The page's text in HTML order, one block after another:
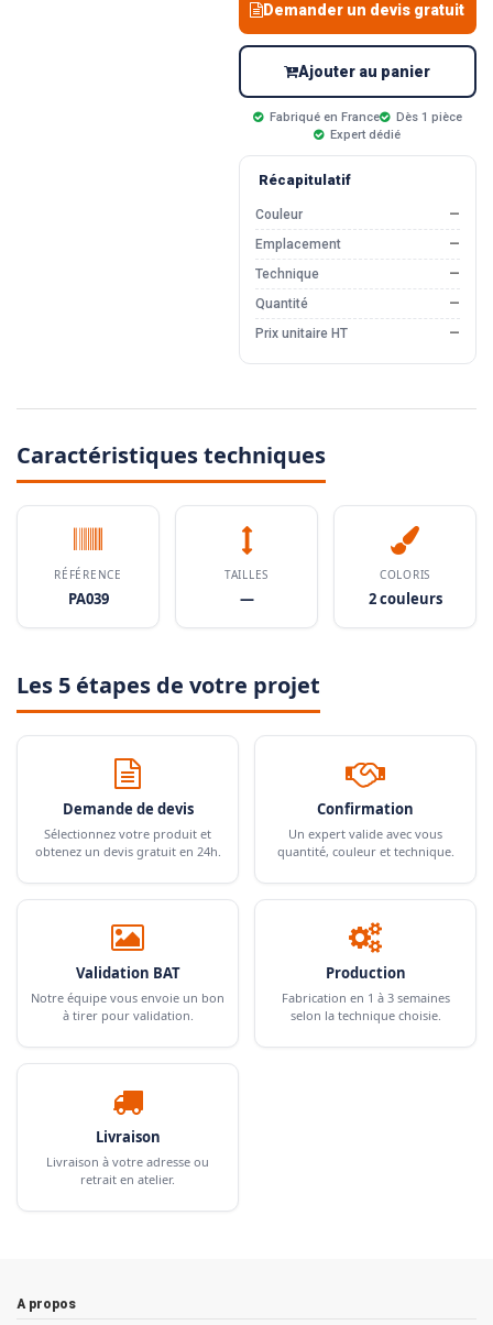
Demander un devis gratuit
Ajouter au panier
Fabriqué en France
Dès 1 pièce
Expert dédié
Récapitulatif
Couleur
—
Emplacement
—
Technique
—
Quantité
—
Prix unitaire HT
—
Caractéristiques techniques
RÉFÉRENCE
PA039
TAILLES
—
COLORIS
2 couleurs
Les 5 étapes de votre projet
Demande de devis
Sélectionnez votre produit et
obtenez un devis gratuit en 24h.
Confirmation
Un expert valide avec vous
quantité, couleur et technique.
Validation BAT
Notre équipe vous envoie un bon
à tirer pour validation.
Production
Fabrication en 1 à 3 semaines
selon la technique choisie.
Livraison
Livraison à votre adresse ou
retrait en atelier.
A propos